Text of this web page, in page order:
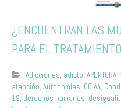
¿ENCUENTRAN LAS
PARA EL
Adicciones, adicto, APERTURA
atención, Autonomías, CC AA,
19, derechos humanos,